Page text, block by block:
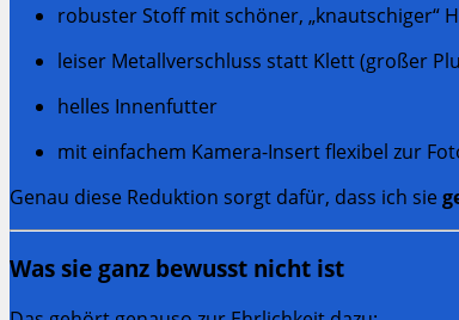
robuster Stoff mit schöner, „knautschiger“
leiser Metallverschluss statt Klett (großer
helles Innenfutter
mit einfachem Kamera-Insert flexibel zur
Genau diese Reduktion sorgt dafür, dass ich sie
Was sie ganz bewusst nicht ist